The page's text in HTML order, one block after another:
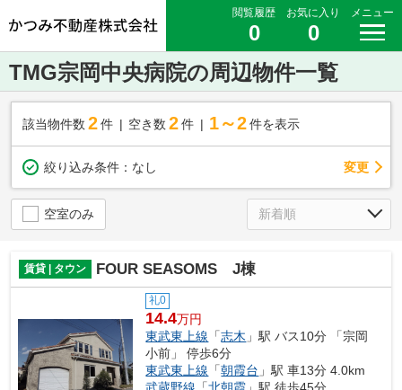
閲覧履歴
0
お気に入り
0
メニュー
TMG宗岡中央病院の周辺物件一覧
該当物件数 2件 空き数 2 件 1～2 件を表示
絞り込み条件： なし 変更
空室のみ
賃貸 | タウン FOUR SEASOMS J棟
礼0
14.4万円
東武東上線 「志木 」駅 バス10分 「宗岡
小前」 停歩6分
東武東上線 「朝霞台 」駅 車13分 4.0km